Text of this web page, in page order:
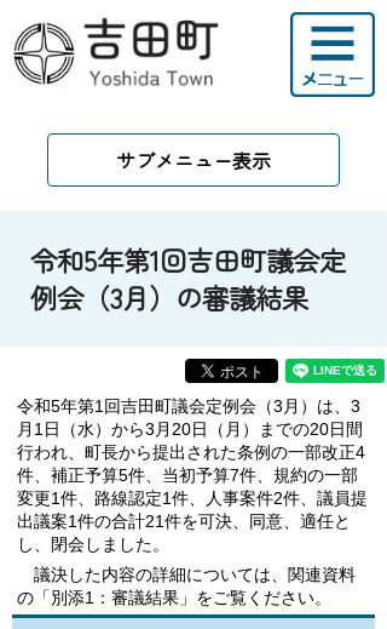
サブメニュー表示
令和5年第1回吉田町議会定
例会（3月）の審議結果
令和5年第1 回吉田町議会定例会（3月）は、3
月1日（水）から3月20日（月）までの20日間
行われ、町長から提出された条例の一部改正4
件、補正予算5件、当初予算7件、規約の一部
変更1件、路線認定1件、
人事案件2件、議員提
出議案1件の合計21件を可決、同意、適任と
し、閉会しました。
議決した内容の詳細については、関連資料
の「別添1：審議結果」をご覧ください。